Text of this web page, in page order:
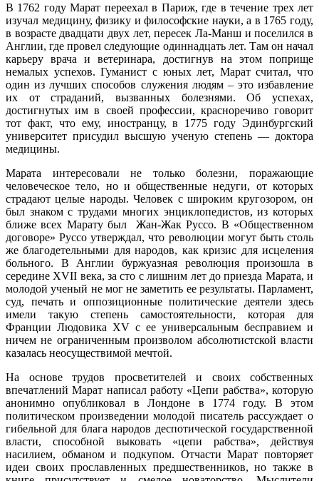
В 1762 году Марат переехал в Париж, где в течение трех лет
изучал медицину, физику и философские науки, а в 1765 году,
в возрасте двадцати двух лет, пересек Ла-Манш и поселился в
Англии, где провел следующие одиннадцать лет. Там он начал
карьеру врача и ветеринара, достигнув на этом поприще
немалых успехов. Гуманист с юных лет, Марат считал, что
один из лучших способов служения людям – это избавление
их от страданий, вызванных болезнями. Об успехах,
достигнутых им в своей профессии, красноречиво говорит
тот факт, что ему, иностранцу, в 1775 году Эдинбургский
университет присудил высшую ученую степень — доктора
медицины.
Марата интересовали не только болезни, поражающие
человеческое тело, но и общественные недуги, от которых
страдают целые народы. Человек с широким кругозором, он
был знаком с трудами многих энциклопедистов, из которых
ближе всех Марату был Жан-Жак Руссо. В «Общественном
договоре» Руссо утверждал, что революции могут быть столь
же благодетельными для народов, как кризис для исцеления
больного. В Англии буржуазная революция произошла в
середине XVII века, за сто с лишним лет до приезда Марата, и
молодой ученый не мог не заметить ее результаты. Парламент,
суд, печать и оппозиционные политические деятели здесь
имели такую степень самостоятельности, которая для
Франции Людовика XV с ее универсальным бесправием и
ничем не ограниченным произволом абсолютистской власти
казалась неосуществимой мечтой.
На основе трудов просветителей и своих собственных
впечатлений Марат написал работу «Цепи рабства», которую
анонимно опубликовал в Лондоне в 1774 году. В этом
политическом произведении молодой писатель рассуждает о
гибельной для блага народов деспотической государственной
власти, способной выковать «цепи рабства», действуя
насилием, обманом и подкупом. Отчасти Марат повторяет
идеи своих прославленных предшественников, но также в